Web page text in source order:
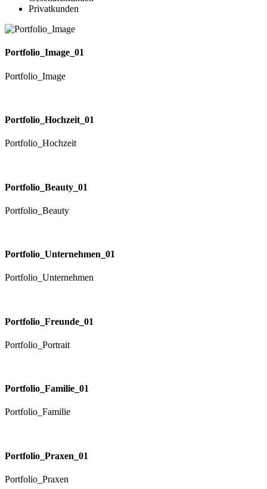
Privatkunden
Portfolio_Image_01
Portfolio_Image
Portfolio_Hochzeit_01
Portfolio_Hochzeit
Portfolio_Beauty_01
Portfolio_Beauty
Portfolio_Unternehmen_01
Portfolio_Unternehmen
Portfolio_Freunde_01
Portfolio_Portrait
Portfolio_Familie_01
Portfolio_Familie
Portfolio_Praxen_01
Portfolio_Praxen